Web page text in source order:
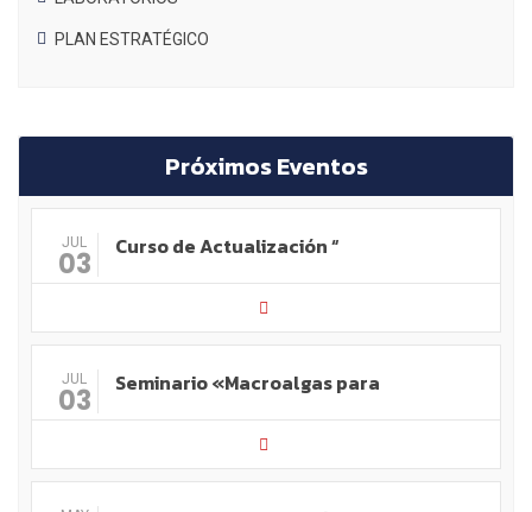
PLAN ESTRATÉGICO
Próximos Eventos
JUL
03 Curso de Actualización “
JUL
03 Seminario «Macroalgas para